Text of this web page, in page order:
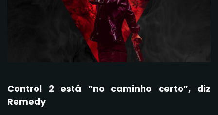
Control 2 está “no caminho certo”, diz
Remedy